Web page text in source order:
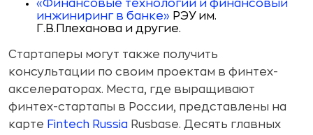
«Финансовые технологии и финансовый
инжиниринг в банке» РЭУ им.
Г.В.Плеханова и другие.
Стартаперы могут также получить
консультации по своим проектам в финтех-
акселераторах. Места, где выращивают
финтех-стартапы в России, представлены на
карте Fintech Russia Rusbase. Десять главных